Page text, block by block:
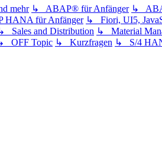
mehr ↳ ABAP® für Anfänger ↳
HANA für Anfänger ↳ Fiori, UI5,
Sales and Distribution ↳ Material
OFF Topic ↳ Kurzfragen ↳ S/4